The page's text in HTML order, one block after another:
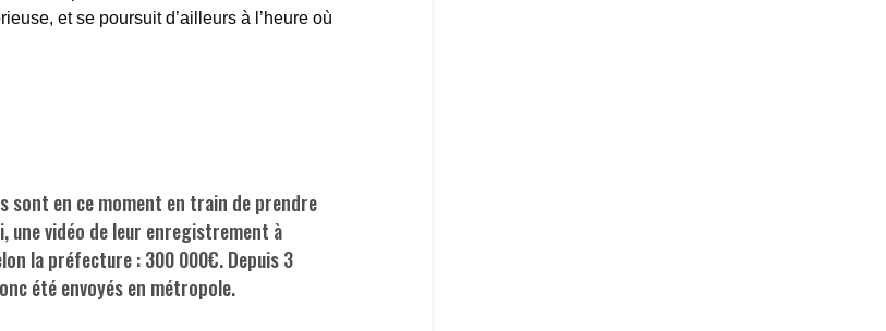
et se poursuit d’ailleurs à l’heure où
sont en ce moment en train de prendre
une vidéo de leur enregistrement à
la préfecture : 300 000€. Depuis 3
été envoyés en métropole.